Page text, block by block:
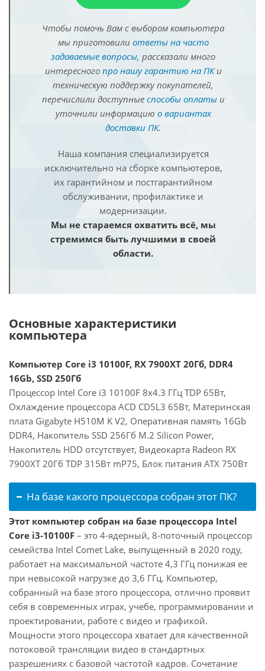
Чтобы помочь Вам с выбором компьютера
мы приготовили ответы на часто
задаваемые вопросы, рассказали много
интересного про нашу гарантию на ПКи
техническую поддержку покупателей,
перечислили доступные способы оплатыи
уточнили информацию о вариантах
доставки ПК.
Наша компания специализируется
исключительно на сборке компьютеров,
их гарантийном и постгарантийном
обслуживании, профилактике и
модернизации.
Мы не стараемся охватить всё, мы
стремимся быть лучшими в своей
области.
Основные характеристики
компьютера
Компьютер Core i3 10100F, RX 7900XT 20Гб, DDR4
16Gb, SSD 250Гб
Процессор Intel Core i3 10100F 8x4.3 ГГц TDP 65Вт,
Охлаждение процессора ACD CD5L3 65Вт, Материнская
плата Gigabyte H510M K V2, Оперативная память 16Gb
DDR4, Накопитель SSD 256Гб M.2 Silicon Power,
Накопитель HDD отсутствует, Видеокарта Radeon RX
7900XT 20Гб TDP 315Вт mP75, Блок питания ATX 750Вт
На базе какого процессора собран этот ПК?
Этот компьютер собран на базе процессора Intel
Core i3-10100F – это 4-ядерный, 8-поточный процессор
семейства Intel Comet Lake, выпущенный в 2020 году,
работает на максимальной частоте 4,3 ГГц понижая ее
при невысокой нагрузке до 3,6 ГГц. Компьютер,
собранный на базе этого процессора, отлично проявит
себя в современных играх, учебе, программировании и
проектировании, работе с видео и графикой.
Мощности этого процессора хватает для качественной
потоковой трансляции видео в стандартных
разрешениях с базовой частотой кадров. Сочетание